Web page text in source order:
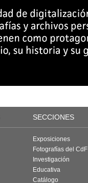
SECCIONES
Exposiciones
Fotografías del CdF
Investigación
Educativa
Catálogo